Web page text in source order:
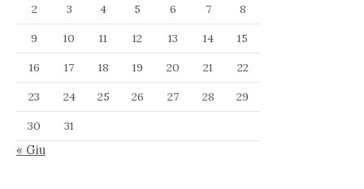
2
3 4 5 6 7
8
9
10 11 12 13 14
15
16
17 18 19 20 21
22
23
24 25 26 27 28
29
30
31
« Giu